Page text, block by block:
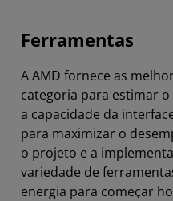
Ferramentas
A AMD fornece as
categoria para estimar
a capacidade da
para maximizar o
o projeto e a
variedade de
energia para começar